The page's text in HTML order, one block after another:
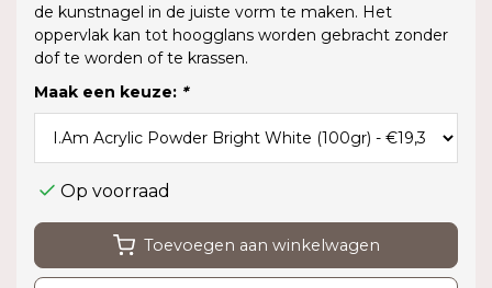
de kunstnagel in de juiste vorm te maken. Het
oppervlak kan tot hoogglans worden gebracht zonder
dof te worden of te krassen.
Maak een keuze: *
Op voorraad
Toevoegen aan winkelwagen